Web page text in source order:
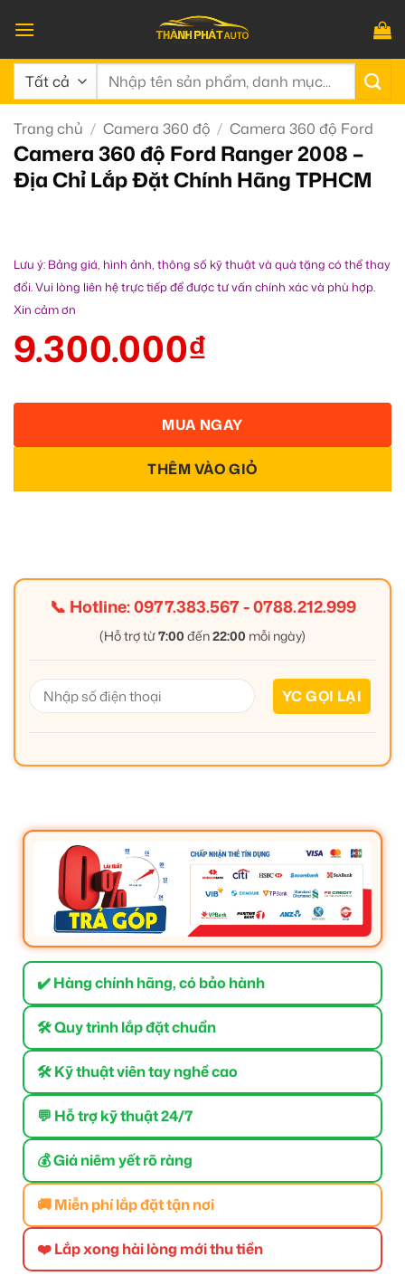
qua
nội
dung
Tìm
Trang chủ / Camera 360 độ / Camera 360 độ Ford
Camera 360 độ Ford Ranger 2008 –
Địa Chỉ Lắp Đặt Chính Hãng TPHCM
Lưu ý: Bảng giá, hình ảnh, thông số kỹ thuật và quà tặng có thể thay
đổi. Vui lòng liên hệ trực tiếp để được tư vấn chính xác và phù hợp.
Xin cảm ơn
9.300.000₫
THÊM VÀO GIỎ
MUA NGAY
📞 Hotline:0977.383.567-0788.212.999
(Hỗ trợ từ7:00 đến22:00 mỗi ngày)
✔️ Hàng chính hãng, có bảo hành
🛠 Quy trình lắp đặt chuẩn
🛠 Kỹ thuật viên tay nghề cao
💬 Hỗ trợ kỹ thuật 24/7
💰 Giá niêm yết rõ ràng
🚚 Miễn phí lắp đặt tận nơi
❤️ Lắp xong hài lòng mới thu tiền